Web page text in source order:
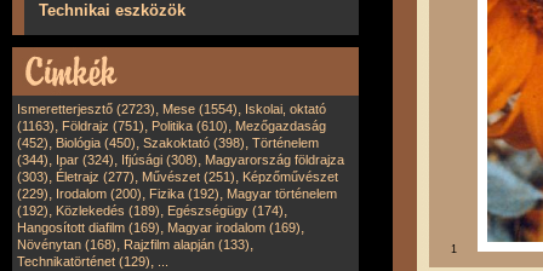
Technikai eszközök
Ismeretterjesztő (2723), Mese (1554), Iskolai, oktató
(1163), Földrajz (751), Politika (610), Mezőgazdaság
(452), Biológia (450), Szakoktató (398), Történelem
(344), Ipar (324), Ifjúsági (308), Magyarország földrajza
(303), Életrajz (277), Művészet (251), Képzőművészet
(229), Irodalom (200), Fizika (192), Magyar történelem
(192), Közlekedés (189), Egészségügy (174),
Hangosított diafilm (169), Magyar irodalom (169),
Növénytan (168), Rajzfilm alapján (133),
Technikatörténet (129),
1